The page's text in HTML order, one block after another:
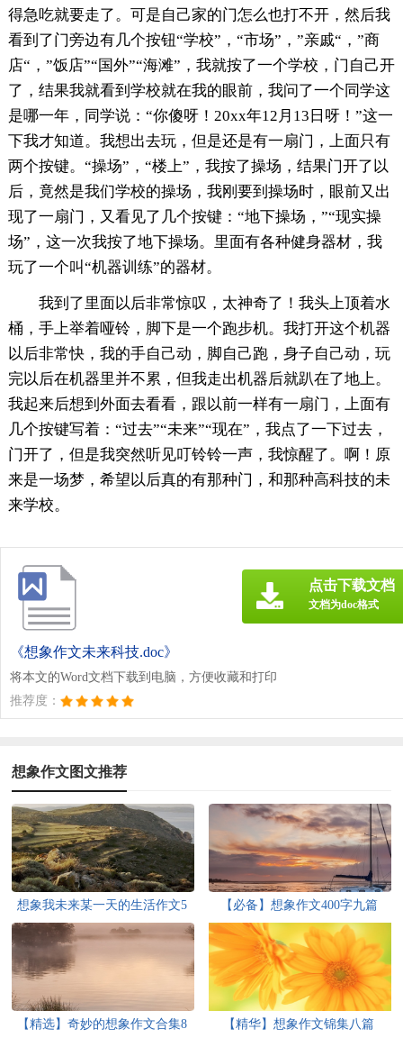
得急吃就要走了。可是自己家的门怎么也打不开，然后我
看到了门旁边有几个按钮“学校”，“市场”，”亲戚“，”商
店“，”饭店”“国外”“海滩”，我就按了一个学校，门自己开
了，结果我就看到学校就在我的眼前，我问了一个同学这
是哪一年，同学说：“你傻呀！20xx年12月13日呀！”这一
下我才知道。我想出去玩，但是还是有一扇门，上面只有
两个按键。“操场”，“楼上”，我按了操场，结果门开了以
后，竟然是我们学校的操场，我刚要到操场时，眼前又出
现了一扇门，又看见了几个按键：“地下操场，”“现实操
场”，这一次我按了地下操场。里面有各种健身器材，我
玩了一个叫“机器训练”的器材。
我到了里面以后非常惊叹，太神奇了！我头上顶着水
桶，手上举着哑铃，脚下是一个跑步机。我打开这个机器
以后非常快，我的手自己动，脚自己跑，身子自己动，玩
完以后在机器里并不累，但我走出机器后就趴在了地上。
我起来后想到外面去看看，跟以前一样有一扇门，上面有
几个按键写着：“过去”“未来”“现在”，我点了一下过去，
门开了，但是我突然听见叮铃铃一声，我惊醒了。啊！原
来是一场梦，希望以后真的有那种门，和那种高科技的未
来学校。
《想象作文未来科技.doc》
将本文的Word文档下载到电脑，方便收藏和打印
推荐度：
点击下载文档
文档为doc格式
想象作文图文推荐
想象我未来某一天的生活作文5
篇
【必备】想象作文400字九篇
【精选】奇妙的想象作文合集8 【精华】想象作文锦集八篇